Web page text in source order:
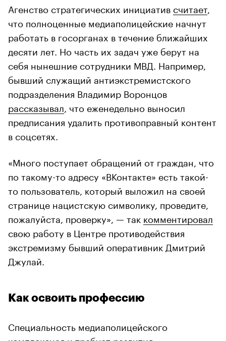
Агенство стратегических инициатив считает,
что полноценные медиаполицейские начнут
работать в госорганах в течение ближайших
десяти лет. Но часть их задач уже берут на
себя нынешние сотрудники МВД. Например,
бывший служащий антиэкстремистского
подразделения Владимир Воронцов
рассказывал , что еженедельно выносил
предписания удалить противоправный контент
в соцсетях.
«Много поступает обращений от граждан, что
по такому-то адресу «ВКонтакте» есть такой-
то пользователь, который выложил на своей
странице нацистскую символику, проведите,
пожалуйста, проверку», — так комментировал
свою работу в Центре противодействия
экстремизму бывший оперативник Дмитрий
Джулай.
Как освоить профессию
Специальность медиаполицейского